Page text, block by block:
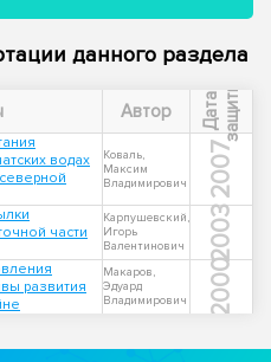
данного раздела
Автор Д
а
т
а
з
а
щ
и
т ы
водах
Коваль,
Максим
Владимирович
2007
части
Карпушевский,
Игорь
Валентинович
2003
развития
Макаров,
Эдуард
Владимирович
2000